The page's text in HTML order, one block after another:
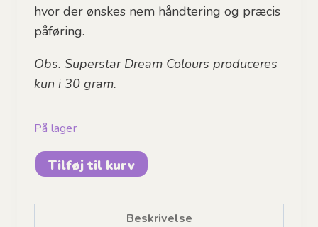
hvor der ønskes nem håndtering og præcis
påføring.
Obs. Superstar Dream Colours produceres
kun i 30 gram.
På lager
SUPERSTAR
-
Tilføj til kurv
Beskrivelse